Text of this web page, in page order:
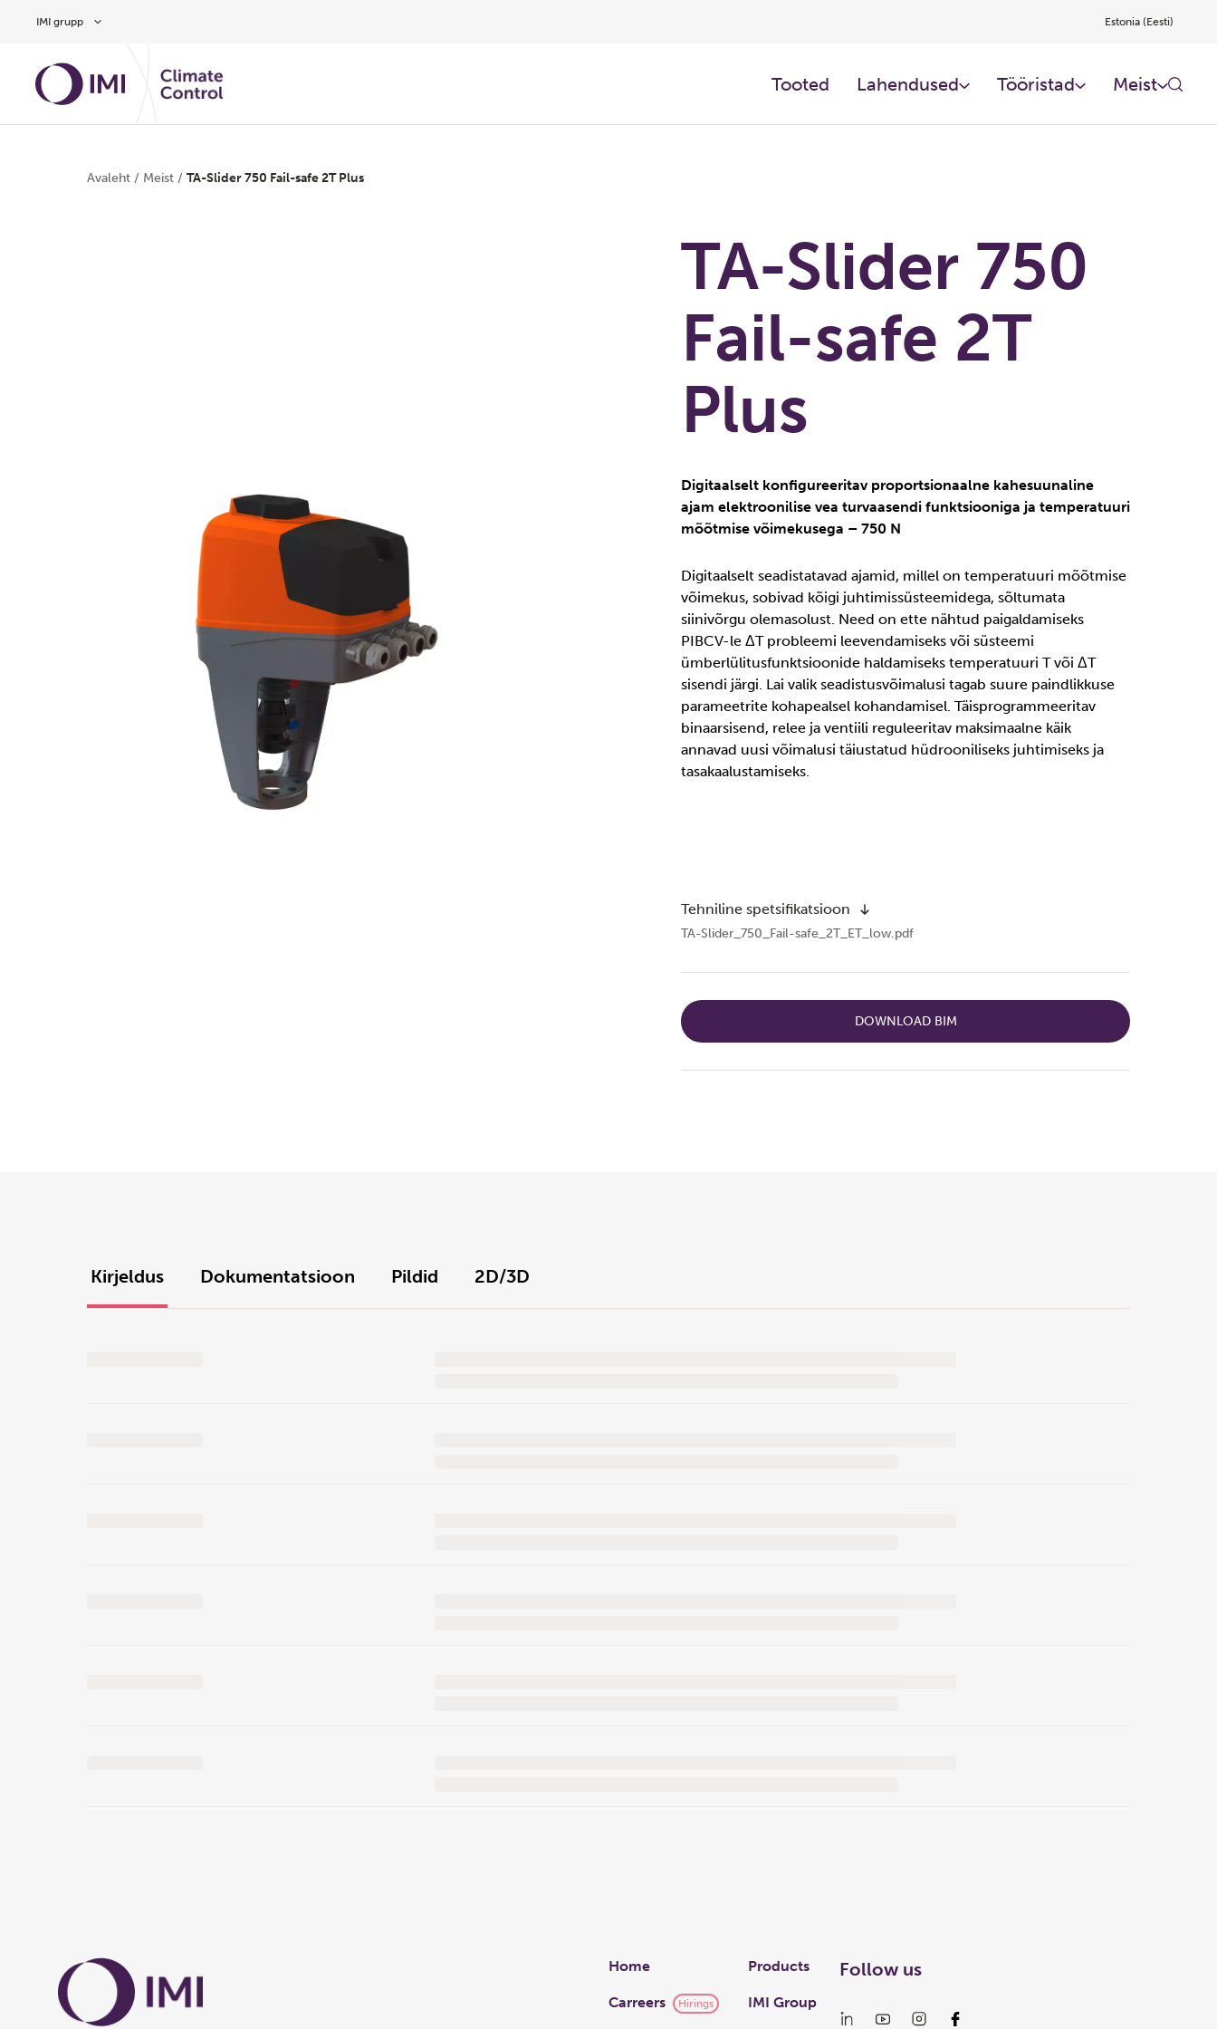
IMI grupp Estonia (Eesti)
Tooted Lahendused Tööristad Meist
Avaleht / Meist / TA-Slider 750 Fail-safe 2T Plus
TA-Slider 750
Fail-safe 2T
Plus
Digitaalselt konfigureeritav proportsionaalne kahesuunaline
ajam elektroonilise vea turvaasendi funktsiooniga ja temperatuuri
mõõtmise võimekusega – 750 N
Digitaalselt seadistatavad ajamid, millel on temperatuuri mõõtmise
võimekus, sobivad kõigi juhtimissüsteemidega, sõltumata
siinivõrgu olemasolust. Need on ette nähtud paigaldamiseks
PIBCV-le ΔT probleemi leevendamiseks või süsteemi
ümberlülitusfunktsioonide haldamiseks temperatuuri T või ΔT
sisendi järgi. Lai valik seadistusvõimalusi tagab suure paindlikkuse
parameetrite kohapealsel kohandamisel. Täisprogrammeeritav
binaarsisend, relee ja ventiili reguleeritav maksimaalne käik
annavad uusi võimalusi täiustatud hüdrooniliseks juhtimiseks ja
tasakaalustamiseks.
Tehniline spetsifikatsioon
TA-Slider_750_Fail-safe_2T_ET_low.pdf
DOWNLOAD BIM
Kirjeldus Dokumentatsioon Pildid 2D/3D
Links
Home Products
Carreers Hirings IMI Group
Follow us